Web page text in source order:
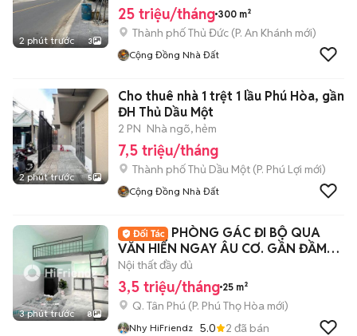
2 phút trước 3
25 triệu/tháng 300 m²
Thành phố Thủ Đức (P. An Khánh mới)
Cộng Đồng Nhà Đất
2 phút trước 5
Cho thuê nhà 1 trệt 1 lầu Phú Hòa, gần
ĐH Thủ Dầu Một
2 PN Nhà ngõ, hẻm
7,5 triệu/tháng
Thành phố Thủ Dầu Một (P. Phú Lợi mới)
Cộng Đồng Nhà Đất
3 phút trước 8
PHÒNG GÁC ĐI BỘ QUA
VĂN HIẾN NGAY ÂU CƠ. GẦN ĐẦM
SEN, Q10, Q5, Q11
Nội thất đầy đủ
3,5 triệu/tháng 25 m²
Q. Tân Phú (P. Phú Thọ Hòa mới)
Nhy HiFriendz 5.0 2 đã bán